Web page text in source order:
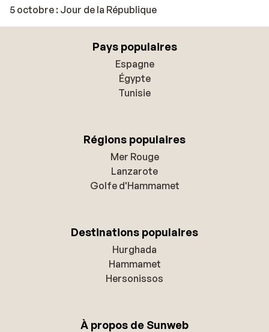
5 octobre : Jour de la République
Pays populaires
Espagne
Égypte
Tunisie
Régions populaires
Mer Rouge
Lanzarote
Golfe d'Hammamet
Destinations populaires
Hurghada
Hammamet
Hersonissos
À propos de Sunweb